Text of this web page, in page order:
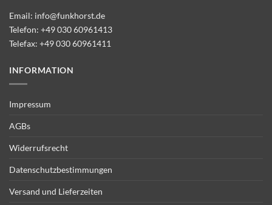
Email: info@funkhorst.de
Telefon: +49 030 60961413
Telefax: +49 030 60961411
INFORMATION
Impressum
AGBs
Widerrufsrecht
Datenschutzbestimmungen
Versand und Lieferzeiten